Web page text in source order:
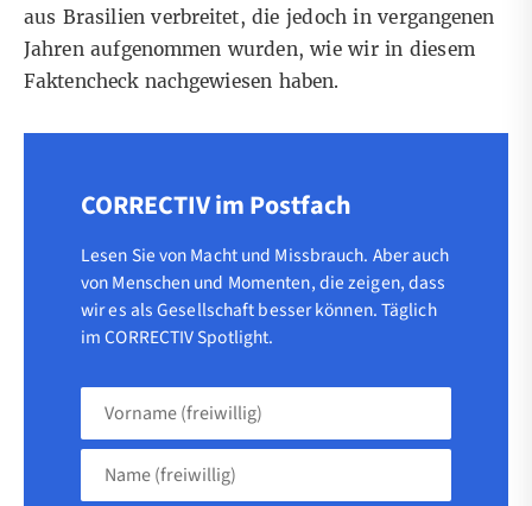
aus Brasilien verbreitet, die jedoch in vergangenen
Jahren aufgenommen wurden, wie wir in diesem
Faktenchecknachgewiesen haben.
CORRECTIV im Postfach
Lesen Sie von Macht und Missbrauch. Aber auch
von Menschen und Momenten, die zeigen, dass
wir es als Gesellschaft besser können. Täglich
im CORRECTIV Spotlight.
Vorname
Name
(freiwillig)